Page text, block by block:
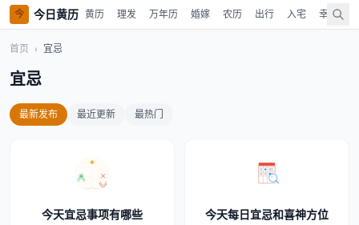
今 今日黄历 黄历 理发 万年历 婚嫁 农历 出行 入宅 幸运色
首页 › 宜忌
宜忌
最新发布 最近更新 最热门
今天宜忌事项有哪些 今天每日宜忌和喜神方位